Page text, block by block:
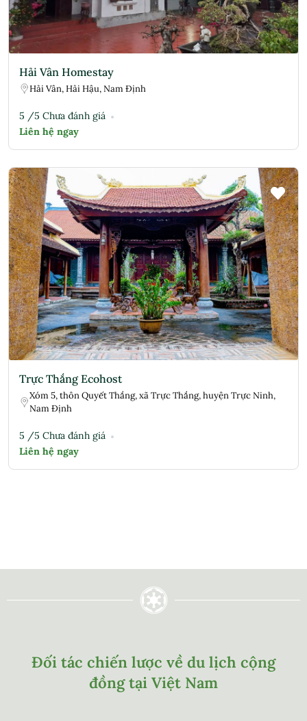
Hải Vân Homestay
Hải Vân, Hải Hậu, Nam Định
5 /5 Chưa đánh giá
Trực Thắng Ecohost
Xóm 5, thôn Quyết Thắng, xã Trực Thắng, huyện Trực Ninh,
Nam Định
5 /5 Chưa đánh giá
Đối tác chiến lược về du lịch cộng
đồng tại Việt Nam